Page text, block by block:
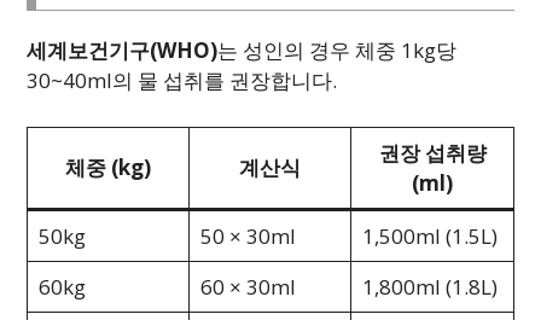
세계보건기구(WHO)는 성인의 경우 체중 1kg당
30~40ml의 물 섭취를 권장합니다.
체중 (kg) 계산식
권장 섭취량
(ml)
50kg
50 × 30ml
1,500ml (1.5L)
60kg
60 × 30ml
1,800ml (1.8L)